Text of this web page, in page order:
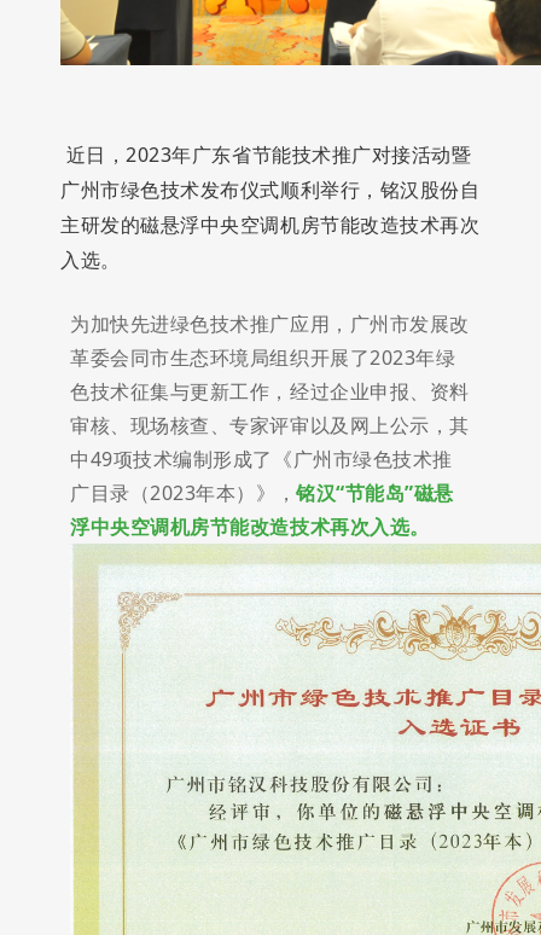
近日，2023年广东省节能技术推广对接活动暨
广州市绿色技术发布仪式顺利举行，铭汉股份自
主研发的磁悬浮中央空调机房节能改造技术再次
入选。
为加快先进绿色技术推广应用 ， 广州市发展改
革委会同市生态环境局组织开展了2023年绿
色技术征集与更新工作 ，经过企业申报、 资料
审核、 现场核查、专家评审以及 网上公示 ，其
中49项技术编制形成了 《广州市绿色技术推
广目录 （2023年本） 》 ，铭汉“节能岛”磁悬
浮中央空调机房节能改造技术再次入选。